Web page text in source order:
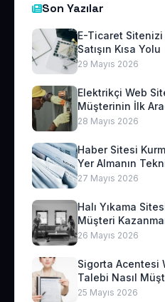
Son Yazılar
E-Ticaret Sitenizi
Satışın Kısa Yolu
29 Mayıs 2026
Elektrikçi Web
Müşterinin İlk
28 Mayıs 2026
Haber Sitesi
Yer Almanın
27 Mayıs 2026
Halı Yıkama
Müşteri
26 Mayıs 2026
Sigorta Acentesi
Talebi Nasıl
25 Mayıs 2026